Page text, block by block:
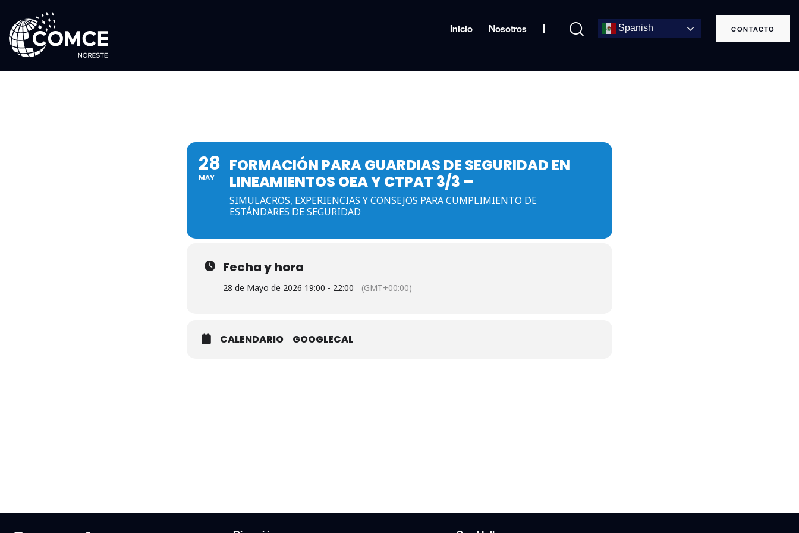
Inicio Nosotros Spanish CONTACTO
28
MAY
FORMACIÓN PARA GUARDIAS DE SEGURIDAD EN
LINEAMIENTOS OEA Y CTPAT 3/3 –
SIMULACROS, EXPERIENCIAS Y CONSEJOS PARA CUMPLIMIENTO DE
ESTÁNDARES DE SEGURIDAD
Fecha y hora
28 de Mayo de 2026 19:00 - 22:00 (GMT+00:00)
CALENDARIO GOOGLECAL